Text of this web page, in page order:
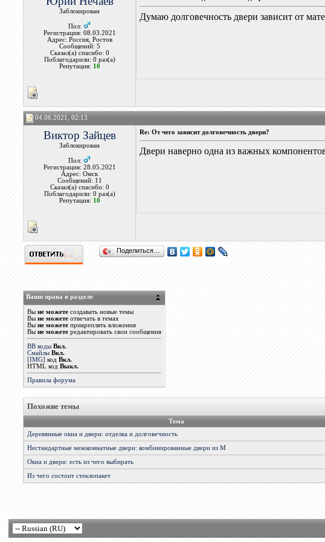
Заблокирован
Пол:
Регистрация: 08.03.2021
Адрес: Россия, Ростов
Сообщений: 5
Сказал(а) спасибо: 0
Поблагодарили: 0 раз(а)
Репутация: 10
Думаю долговечность двери зависит от
04.06.2021, 02:13
Виктор Зайцев
Заблокирован
Пол:
Регистрация: 28.05.2021
Адрес: Омск
Сообщений: 11
Сказал(а) спасибо: 0
Поблагодарили: 0 раз(а)
Репутация: 10
Re: От чего зависит долговечность двери?
Двери наверно одна из важных
Поделиться…
Ваши права в разделе
Выне можете создавать новые темы
Выне можете отвечать в темах
Выне можете прикреплять вложения
Выне можете редактировать свои сообщения
BB коды Вкл.
Смайлы Вкл.
[IMG] кодВкл.
HTML кодВыкл.
Правила форума
Похожие темы
Тема
Деревянные окна и двери: отделка и долговечность
Нестандартные межкомнатные двери: комбинированные двери из М
Окна и двери: есть из чего выбирать
Из чего состоит стеклопакет